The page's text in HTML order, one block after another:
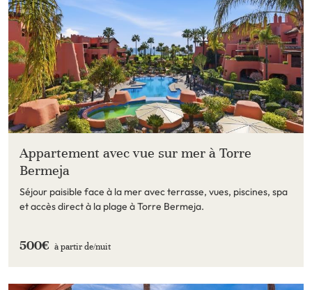
Appartement avec vue sur mer à Torre
Bermeja
Séjour paisible face à la mer avec terrasse, vues, piscines, spa
et accès direct à la plage à Torre Bermeja.
500€ à partir de/nuit